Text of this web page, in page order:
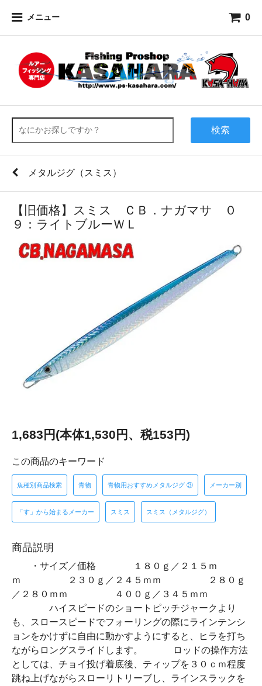
メニュー 0
検索
メタルジグ（スミス）
【旧価格】スミス ＣＢ．ナガマサ ０
９：ライトブルーＷＬ
1,683円(本体1,530円、税153円)
この商品のキーワード
魚種別商品検索 青物 青物用おすすめメタルジグ ③ メーカー別
「す」から始まるメーカー スミス スミス（メタルジグ）
商品説明
・サイズ／価格 １８０ｇ／２１５ｍ
ｍ ２３０ｇ／２４５ｍｍ ２８０ｇ
／２８０ｍｍ ４００ｇ／３４５ｍｍ
ハイスピードのショートピッチジャークより
も、スロースピードでフォーリングの際にラインテンシ
ョンをかけずに自由に動かすようにすると、ヒラを打ち
ながらロングスライドします。 ロッドの操作方法
としては、チョイ投げ着底後、ティップを３０ｃｍ程度
跳ね上げながらスローリトリーブし、ラインスラックを